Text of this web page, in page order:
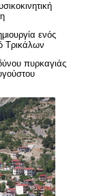
ενός
Τρικάλων
πυρκαγιάς